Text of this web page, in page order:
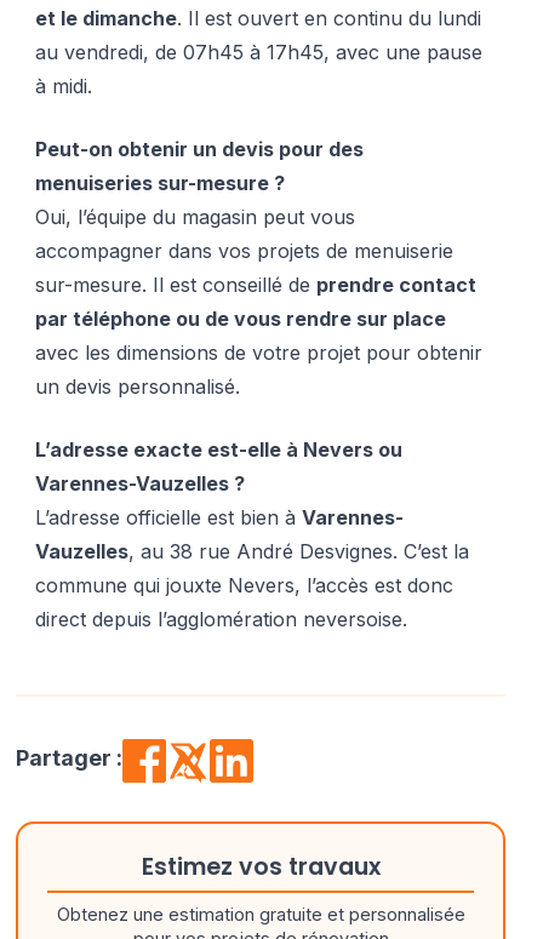
et le dimanche. Il est ouvert en continu du lundi
au vendredi, de 07h45 à 17h45, avec une pause
à midi.
Peut-on obtenir un devis pour des
menuiseries sur-mesure ?
Oui, l’équipe du magasin peut vous
accompagner dans vos projets de menuiserie
sur-mesure. Il est conseillé de prendre contact
par téléphone ou de vous rendre sur place
avec les dimensions de votre projet pour obtenir
un devis personnalisé.
L’adresse exacte est-elle à Nevers ou
Varennes-Vauzelles ?
L’adresse officielle est bien àVarennes-
Vauzelles, au 38 rue André Desvignes. C’est la
commune qui jouxte Nevers, l’accès est donc
direct depuis l’agglomération neversoise.
Partager :
Estimez vos travaux
Obtenez une estimation gratuite et personnalisée